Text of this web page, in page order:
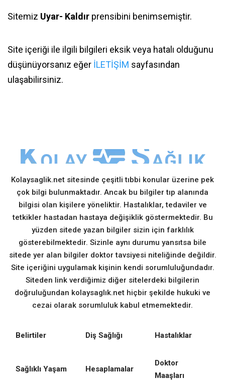
Sitemiz Uyar- Kaldır prensibini benimsemiştir.
Site içeriği ile ilgili bilgileri eksik veya hatalı olduğunu
düşünüyorsanız eğer İLETİŞİM sayfasından
ulaşabilirsiniz.
Kolaysaglik.net sitesinde çeşitli tıbbi konular üzerine pek
çok bilgi bulunmaktadır. Ancak bu bilgiler tıp alanında
bilgisi olan kişilere yöneliktir. Hastalıklar, tedaviler ve
tetkikler hastadan hastaya değişiklik göstermektedir. Bu
yüzden sitede yazan bilgiler sizin için farklılık
gösterebilmektedir. Sizinle aynı durumu yansıtsa bile
sitede yer alan bilgiler doktor tavsiyesi niteliğinde değildir.
Site içeriğini uygulamak kişinin kendi sorumluluğundadır.
Siteden link verdiğimiz diğer sitelerdeki bilgilerin
doğruluğundan kolaysaglık.net hiçbir şekilde hukuki ve
cezai olarak sorumluluk kabul etmemektedir.
Belirtiler Diş Sağlığı Hastalıklar
Sağlıklı Yaşam Hesaplamalar
Doktor
Maaşları